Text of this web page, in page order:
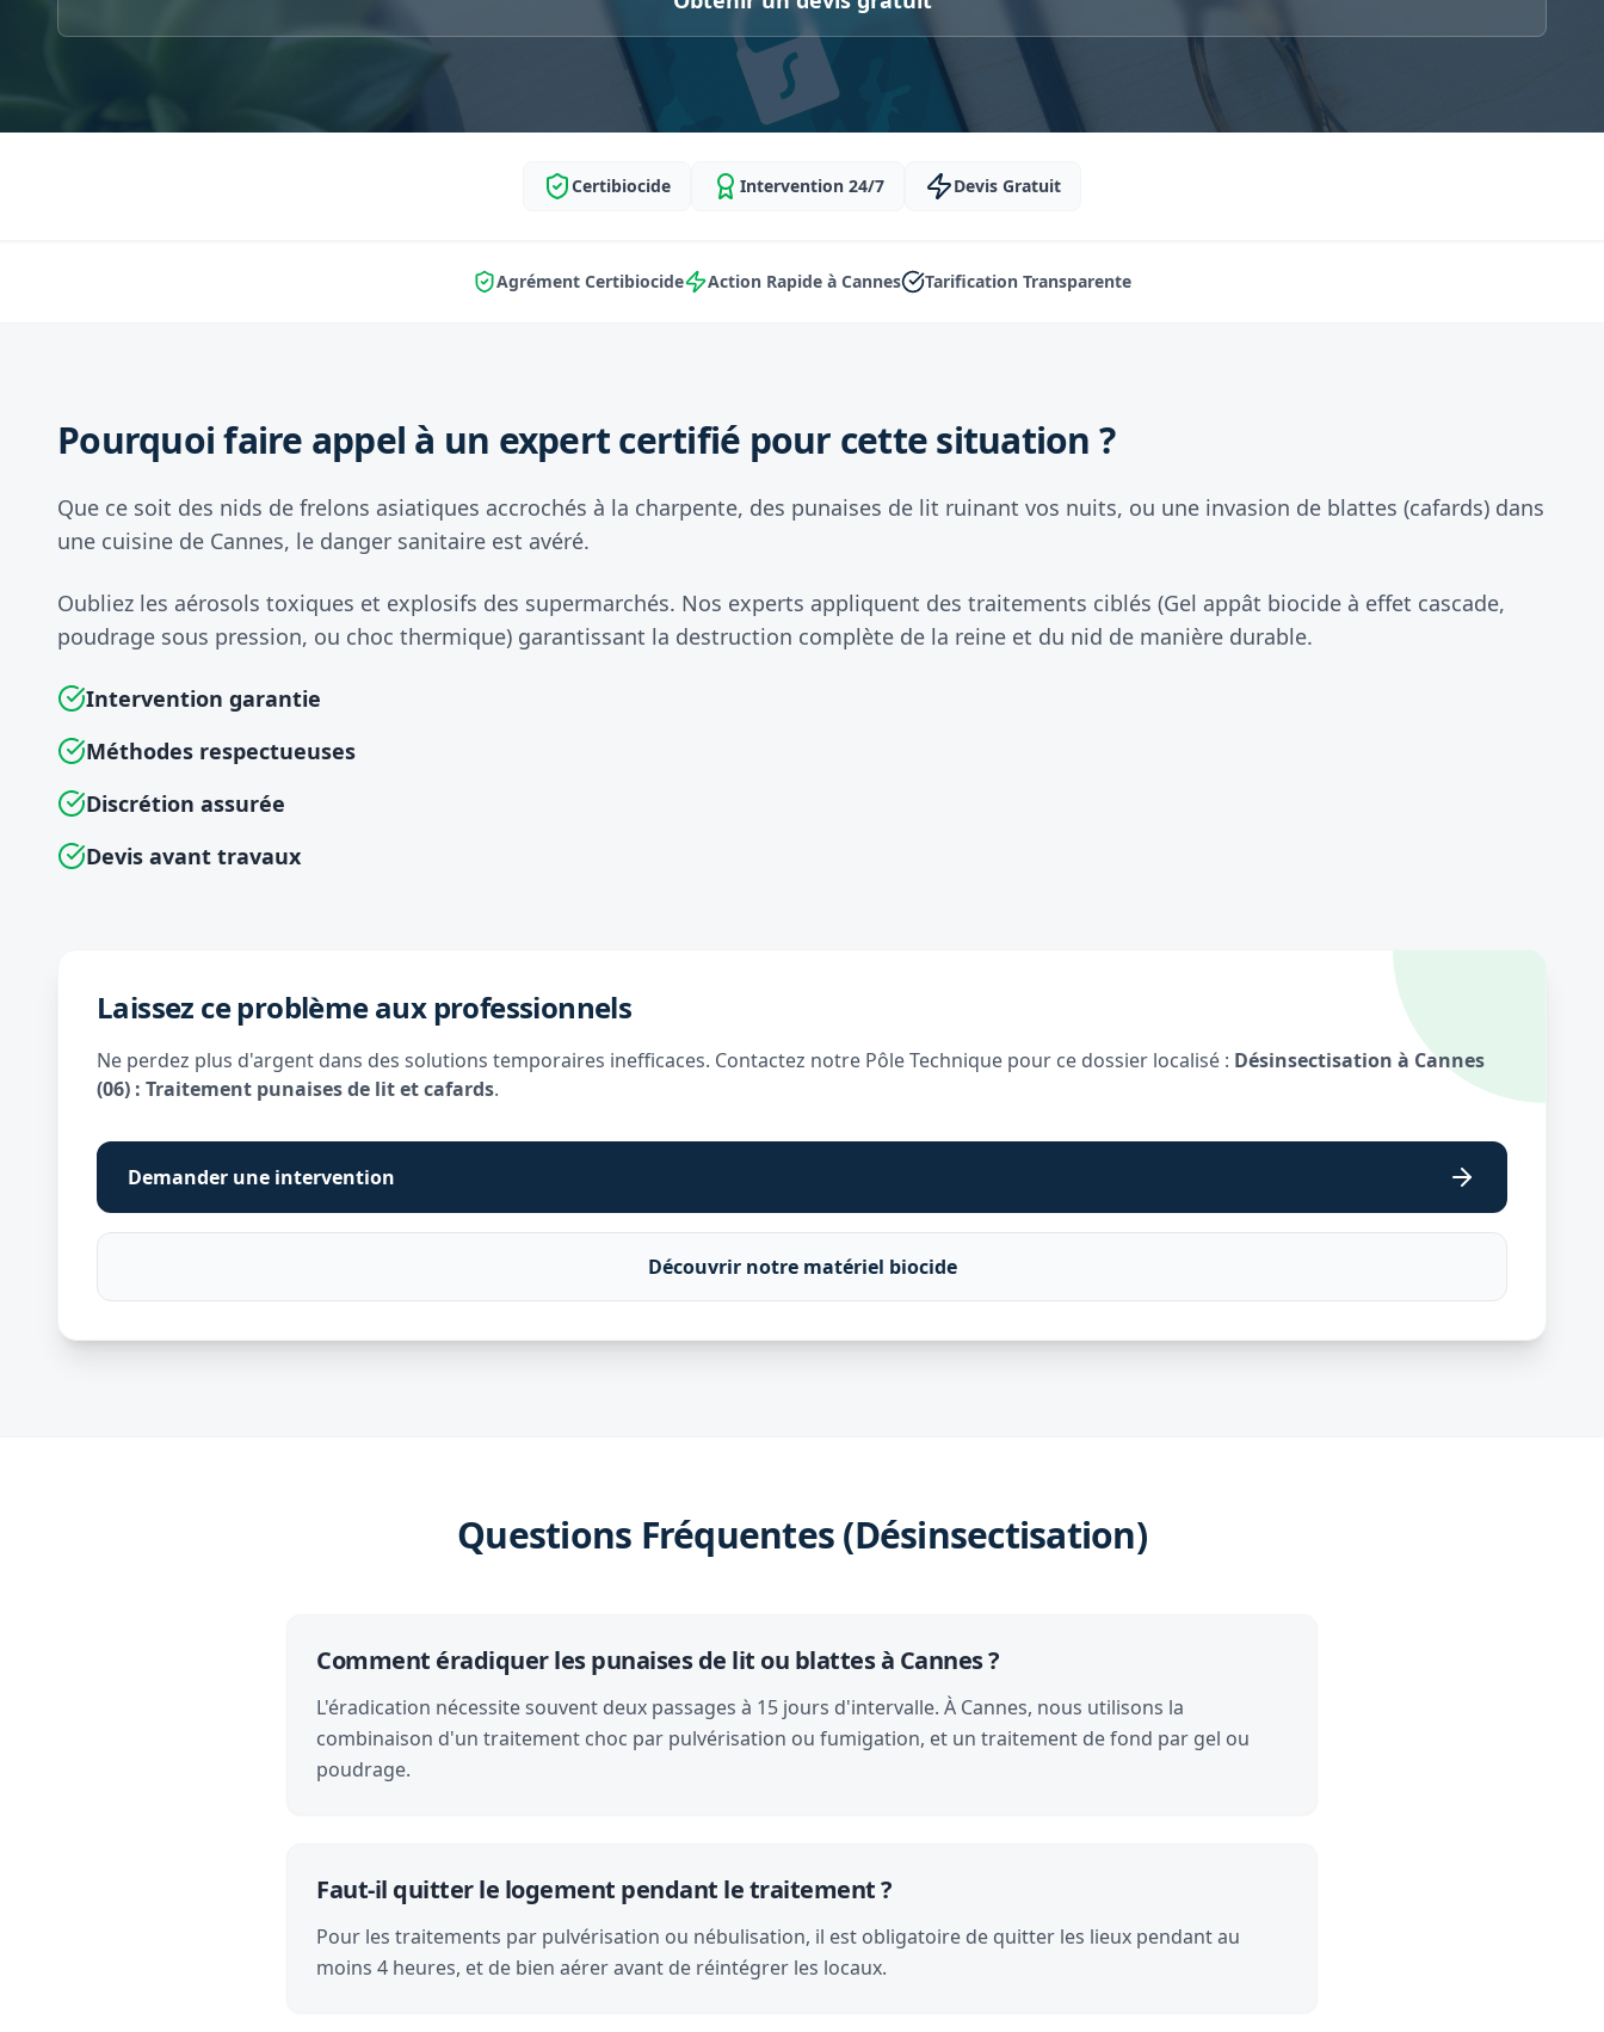
Certibiocide Intervention 24/7 Devis Gratuit
Agrément Certibiocide Action Rapide à Cannes Tarification Transparente
Pourquoi faire appel à un expert certifié pour cette situation ?
Que ce soit des nids de frelons asiatiques accrochés à la charpente, des punaises de lit ruinant vos nuits, ou une invasion de blattes (cafards) dans
une cuisine de Cannes, le danger sanitaire est avéré.
Oubliez les aérosols toxiques et explosifs des supermarchés. Nos experts appliquent des traitements ciblés (Gel appât biocide à effet cascade,
poudrage sous pression, ou choc thermique) garantissant la destruction complète de la reine et du nid de manière durable.
Intervention garantie
Méthodes respectueuses
Discrétion assurée
Devis avant travaux
Laissez ce problème aux professionnels
Ne perdez plus d'argent dans des solutions temporaires inefficaces. Contactez notre Pôle Technique pour ce dossier localisé : Désinsectisation à Cannes
(06) : Traitement punaises de lit et cafards.
Demander une intervention
Découvrir notre matériel biocide
Questions Fréquentes (Désinsectisation)
Comment éradiquer les punaises de lit ou blattes à Cannes ?
L'éradication nécessite souvent deux passages à 15 jours d'intervalle. À Cannes, nous utilisons la
combinaison d'un traitement choc par pulvérisation ou fumigation, et un traitement de fond par gel ou
poudrage.
Faut-il quitter le logement pendant le traitement ?
Pour les traitements par pulvérisation ou nébulisation, il est obligatoire de quitter les lieux pendant au
moins 4 heures, et de bien aérer avant de réintégrer les locaux.